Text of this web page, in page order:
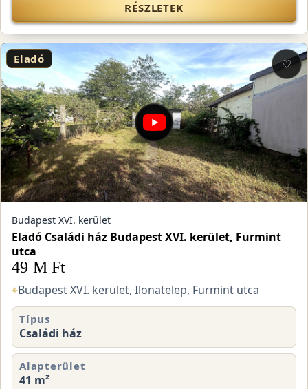
RÉSZLETEK
Eladó ♡
Budapest XVI. kerület
Eladó Családi ház Budapest XVI. kerület, Furmint
utca
49 M Ft
⌖Budapest XVI. kerület, Ilonatelep, Furmint utca
Típus
Családi ház
Alapterület
41 m²